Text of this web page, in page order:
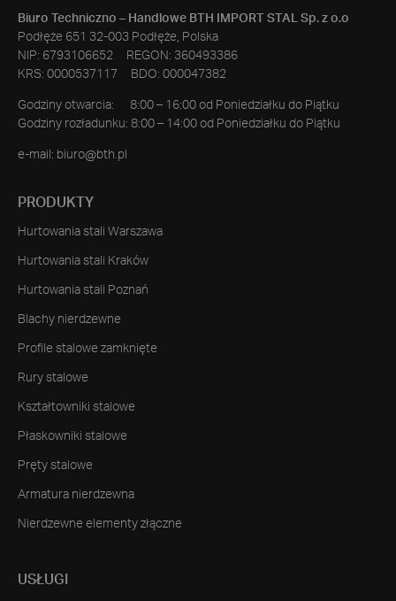
Biuro Techniczno – Handlowe BTH IMPORT STAL Sp. z o.o
Podłęże 651 32-003 Podłęże, Polska
NIP: 6793106652 REGON: 360493386
KRS: 0000537117 BDO: 000047382
Godziny otwarcia: 8:00 – 16:00 od Poniedziałku do Piątku
Godziny rozładunku: 8:00 – 14:00 od Poniedziałku do Piątku
e-mail: biuro@bth.pl
PRODUKTY
Hurtowania stali Warszawa
Hurtowania stali Kraków
Hurtowania stali Poznań
Blachy nierdzewne
Profile stalowe zamknięte
Rury stalowe
Kształtowniki stalowe
Płaskowniki stalowe
Pręty stalowe
Armatura nierdzewna
Nierdzewne elementy złączne
USŁUGI